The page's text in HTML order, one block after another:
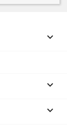


